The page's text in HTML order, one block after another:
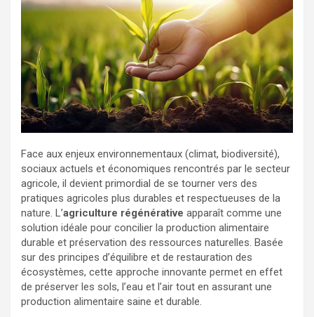
Face aux enjeux environnementaux (climat, biodiversité),
sociaux actuels et économiques rencontrés par le secteur
agricole, il devient primordial de se tourner vers des
pratiques agricoles plus durables et respectueuses de la
nature. L’agriculture régénérative apparaît comme une
solution idéale pour concilier la production alimentaire
durable et préservation des ressources naturelles. Basée
sur des principes d’équilibre et de restauration des
écosystèmes, cette approche innovante permet en effet
de préserver les sols, l’eau et l’air tout en assurant une
production alimentaire saine et durable.